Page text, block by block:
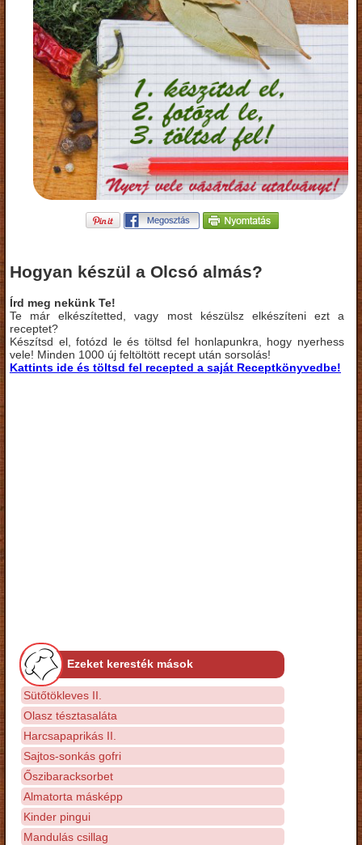
Hogyan készül a Olcsó almás?
Írd meg nekünk Te!
Te már elkészítetted, vagy most készülsz elkészíteni ezt a
receptet?
Készítsd el, fotózd le és töltsd fel honlapunkra, hogy nyerhess
vele! Minden 1000 új feltöltött recept után sorsolás!
Kattints ide és töltsd fel recepted a saját Receptkönyvedbe!
Ezeket keresték mások
Sütőtökleves II.
Olasz tésztasaláta
Harcsapaprikás II.
Sajtos-sonkás gofri
Őszibaracksorbet
Almatorta másképp
Kinder pingui
Mandulás csillag